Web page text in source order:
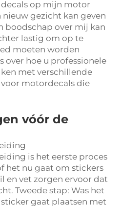
op mijn motor
gezicht kan geven
boodschap over mij kan
lastig om op te
moeten worden
over hoe u professionele
met verschillende
motordecals die
vóór de
is het eerste proces
het nu gaat om stickers
en vet zorgen ervoor dat
Tweede stap: Was het
gaat plaatsen met